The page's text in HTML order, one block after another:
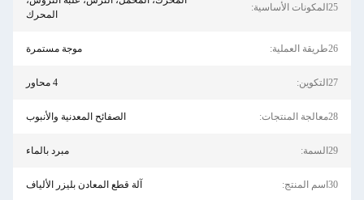
25المكونات الأساسية:
المحرك
26طريقة العملية: موجة مستمرة
27التكوين: 4 محاور
28معالجة المنتجات: الصفائح المعدنية والأنبوب
29السمة: مبرد بالماء
30اسم المنتج: آلة قطع المعادن بليزر الألياف